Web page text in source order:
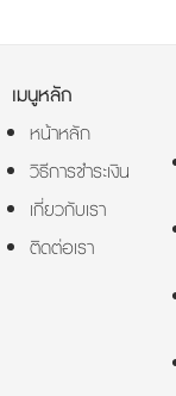
เมนูหลัก
หน้าหลัก
วิธีการชำระเงิน
เกี่ยวกับเรา
ติดต่อเรา